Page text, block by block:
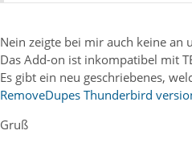
Nein zeigte bei mir auch keine
Das Add-on ist inkompatibel mit
Es gibt ein neu geschriebenes,
RemoveDupes Thunderbird
Gruß